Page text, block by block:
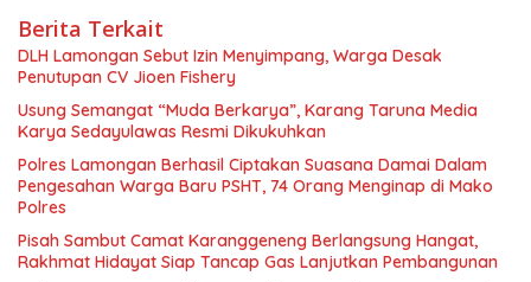
Berita Terkait
DLH Lamongan Sebut Izin Menyimpang, Warga Desak
Penutupan CV Jioen Fishery
Usung Semangat “Muda Berkarya”, Karang Taruna Media
Karya Sedayulawas Resmi Dikukuhkan
Polres Lamongan Berhasil Ciptakan Suasana Damai Dalam
Pengesahan Warga Baru PSHT, 74 Orang Menginap di Mako
Polres
Pisah Sambut Camat Karanggeneng Berlangsung Hangat,
Rakhmat Hidayat Siap Tancap Gas Lanjutkan Pembangunan